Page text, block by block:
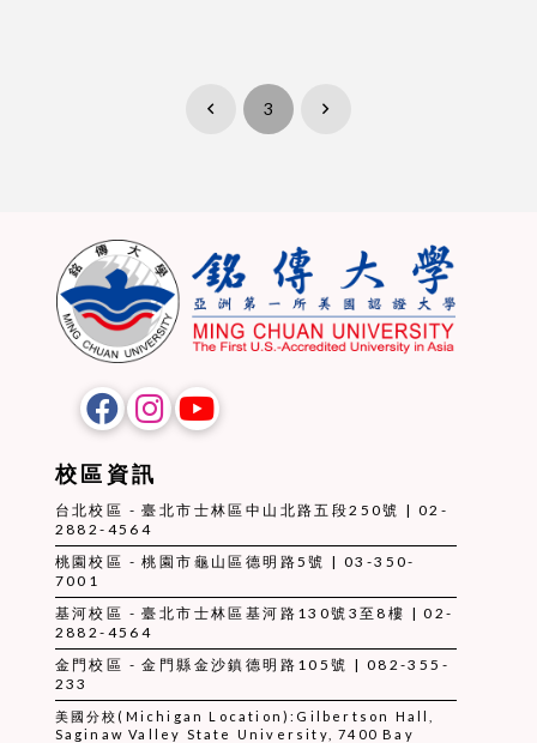
Prev 3 Next
校區資訊
台北校區 - 臺北市士林區中山北路五段250號 | 02-
2882-4564
桃園校區 - 桃園市龜山區德明路5號 | 03-350-
7001
基河校區 - 臺北市士林區基河路130號3至8樓 | 02-
2882-4564
金門校區 - 金門縣金沙鎮德明路105號 | 082-355-
233
美國分校(Michigan Location):Gilbertson Hall,
Saginaw Valley State University, 7400 Bay